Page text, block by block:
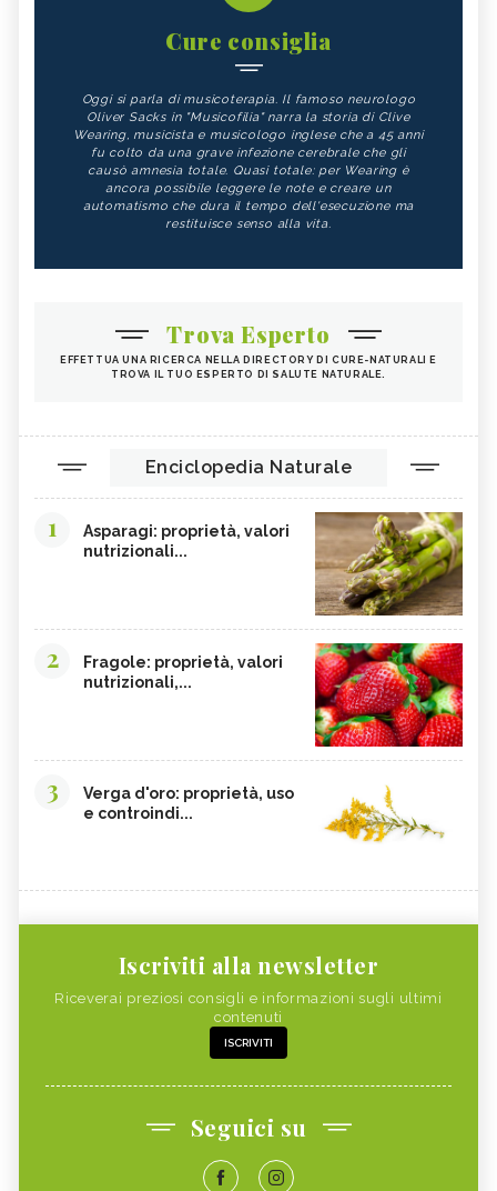
Cure consiglia
Oggi si parla di musicoterapia. Il famoso neurologo
Oliver Sacks in "Musicofilia" narra la storia di Clive
Wearing, musicista e musicologo inglese che a 45 anni
fu colto da una grave infezione cerebrale che gli
causò amnesia totale. Quasi totale: per Wearing è
ancora possibile leggere le note e creare un
automatismo che dura il tempo dell'esecuzione ma
restituisce senso alla vita.
Trova Esperto
EFFETTUA UNA RICERCA NELLA DIRECTORY DI CURE-NATURALI E
TROVA IL TUO ESPERTO DI SALUTE NATURALE.
Enciclopedia Naturale
1
Asparagi: proprietà, valori
nutrizionali...
2
Fragole: proprietà, valori
nutrizionali,...
3
Verga d'oro: proprietà, uso
e controindi...
Iscriviti alla newsletter
Riceverai preziosi consigli e informazioni sugli ultimi
contenuti
ISCRIVITI
Seguici su